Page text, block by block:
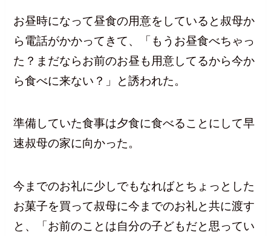
お昼時になって昼食の用意をしていると叔母か
ら電話がかかってきて、「もうお昼食べちゃっ
た？まだならお前のお昼も用意してるから今か
ら食べに来ない？」と誘われた。
準備していた食事は夕食に食べることにして早
速叔母の家に向かった。
今までのお礼に少しでもなればとちょっとした
お菓子を買って叔母に今までのお礼と共に渡す
と、「お前のことは自分の子どもだと思ってい